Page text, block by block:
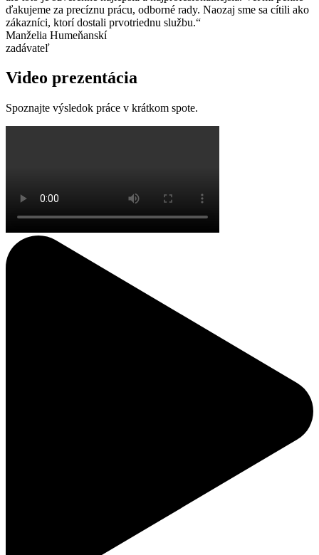
ďakujeme za precíznu prácu, odborné rady. Naozaj sme sa cítili ako
zákazníci, ktorí dostali prvotriednu službu.“
Manželia Humeňanskí
zadávateľ
Video prezentácia
Spoznajte výsledok práce v krátkom spote.